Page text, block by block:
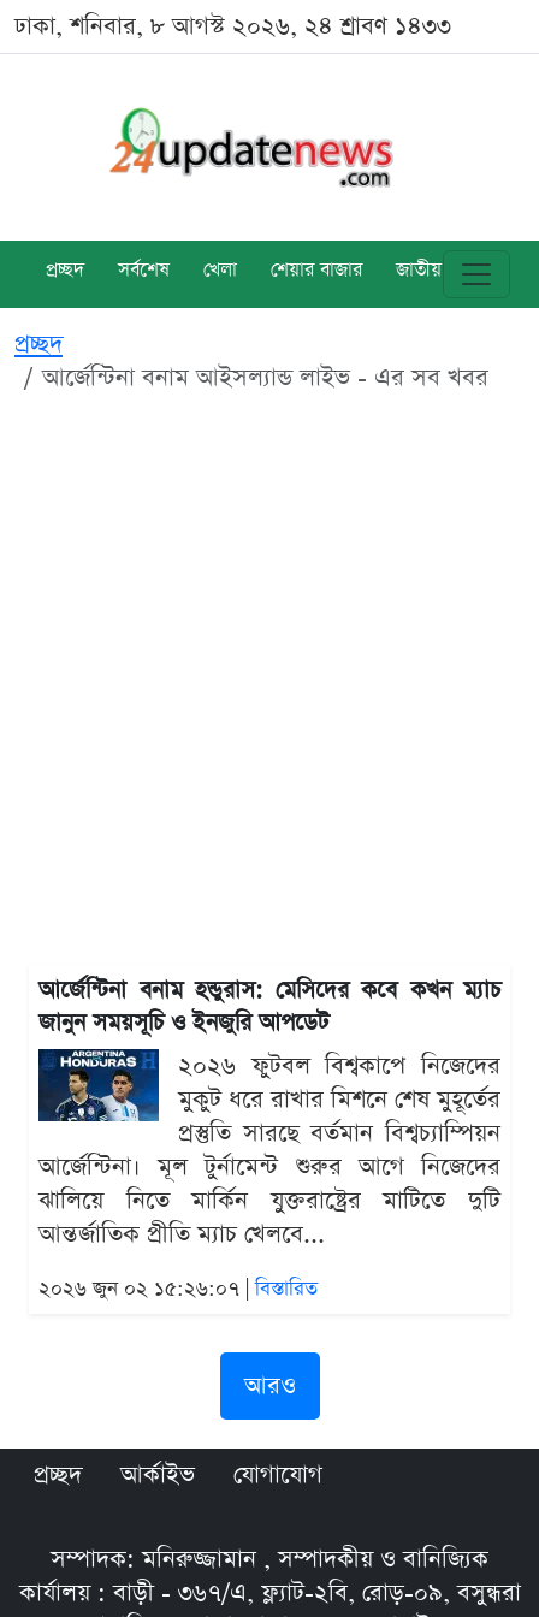
ঢাকা, শনিবার, ৮ আগস্ট ২০২৬, ২৪ শ্রাবণ ১৪৩৩
প্রচ্ছদ সর্বশেষ খেলা শেয়ার বাজার জাতীয় বিশ্ব
প্রচ্ছদ
আর্জেন্টিনা বনাম আইসল্যান্ড লাইভ - এর সব খবর
আর্জেন্টিনা বনাম হন্ডুরাস: মেসিদের কবে কখন ম্যাচ
জানুন সময়সূচি ও ইনজুরি আপডেট
২০২৬ ফুটবল বিশ্বকাপে নিজেদের
মুকুট ধরে রাখার মিশনে শেষ মুহূর্তের
প্রস্তুতি সারছে বর্তমান বিশ্বচ্যাম্পিয়ন
আর্জেন্টিনা। মূল টুর্নামেন্ট শুরুর আগে নিজেদের
ঝালিয়ে নিতে মার্কিন যুক্তরাষ্ট্রের মাটিতে দুটি
আন্তর্জাতিক প্রীতি ম্যাচ খেলবে...
২০২৬ জুন ০২ ১৫:২৬:০৭ |বিস্তারিত
আরও
প্রচ্ছদ আর্কাইভ যোগাযোগ
সম্পাদক: মনিরুজ্জামান , সম্পাদকীয় ও বানিজ্যিক
কার্যালয় : বাড়ী - ৩৬৭/এ, ফ্ল্যাট-২বি, রোড়-০৯, বসুন্ধরা